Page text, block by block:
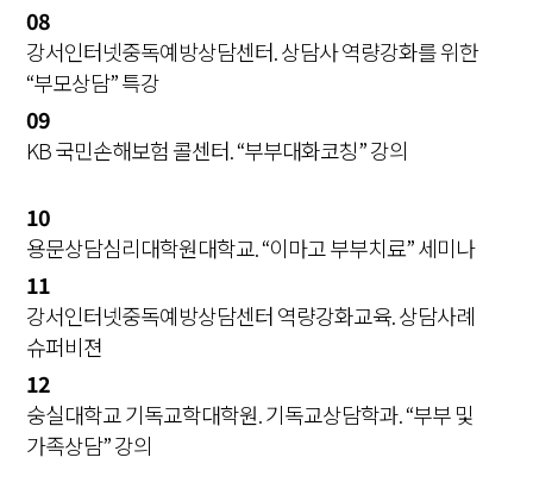
08
강서인터넷중독예방상담센터. 상담사 역량강화를 위한
“부모상담” 특강
09
KB 국민손해보험 콜센터. “부부대화코칭” 강의
10
용문상담심리대학원대학교. “이마고 부부치료” 세미나
11
강서인터넷중독예방상담센터 역량강화교육. 상담사례
슈퍼비젼
12
숭실대학교 기독교학대학원. 기독교상담학과. “부부 및
가족상담” 강의